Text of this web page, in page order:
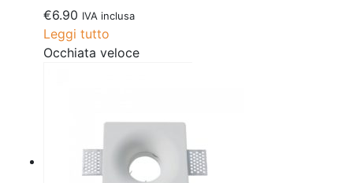
€6.90 IVA inclusa
Leggi tutto
Occhiata veloce